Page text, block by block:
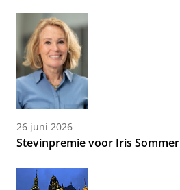
26 juni 2026
Stevinpremie voor Iris Sommer